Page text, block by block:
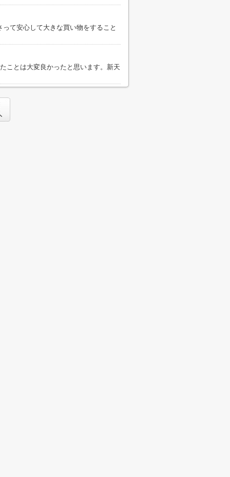
て安心して大きな買い物をすること
ことは大変良かったと思います。新天